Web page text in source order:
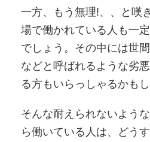
一方、もう無理!、、と嘆
場で働かれている人も一
でしょう。その中には世
などと呼ばれるような劣
る方もいらっしゃるかもし
そんな耐えられないよう
ら働いている人は、どう